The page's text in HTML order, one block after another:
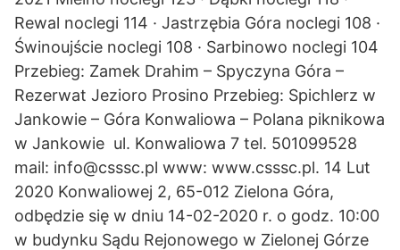
Rewal noclegi 114 · Jastrzębia Góra noclegi 108 ·
Świnoujście noclegi 108 · Sarbinowo noclegi 104
Przebieg: Zamek Drahim – Spyczyna Góra –
Rezerwat Jezioro Prosino Przebieg: Spichlerz w
Jankowie – Góra Konwaliowa – Polana piknikowa
w Jankowie ul. Konwaliowa 7 tel. 501099528
mail: info@csssc.pl www: www.csssc.pl. 14 Lut
2020 Konwaliowej 2, 65-012 Zielona Góra,
odbędzie się w dniu 14-02-2020 r. o godz. 10:00
w budynku Sądu Rejonowego w Zielonej Górze